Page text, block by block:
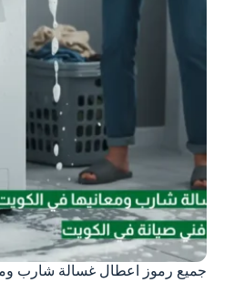
جميع رموز اعطال غسالة شارب